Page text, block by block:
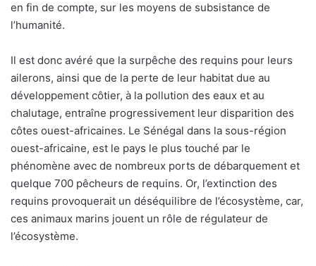
en fin de compte, sur les moyens de subsistance de
l’humanité.
Il est donc avéré que la surpêche des requins pour leurs
ailerons, ainsi que de la perte de leur habitat due au
développement côtier, à la pollution des eaux et au
chalutage, entraîne progressivement leur disparition des
côtes ouest-africaines. Le Sénégal dans la sous-région
ouest-africaine, est le pays le plus touché par le
phénomène avec de nombreux ports de débarquement et
quelque 700 pêcheurs de requins. Or, l’extinction des
requins provoquerait un déséquilibre de l’écosystème, car,
ces animaux marins jouent un rôle de régulateur de
l’écosystème.